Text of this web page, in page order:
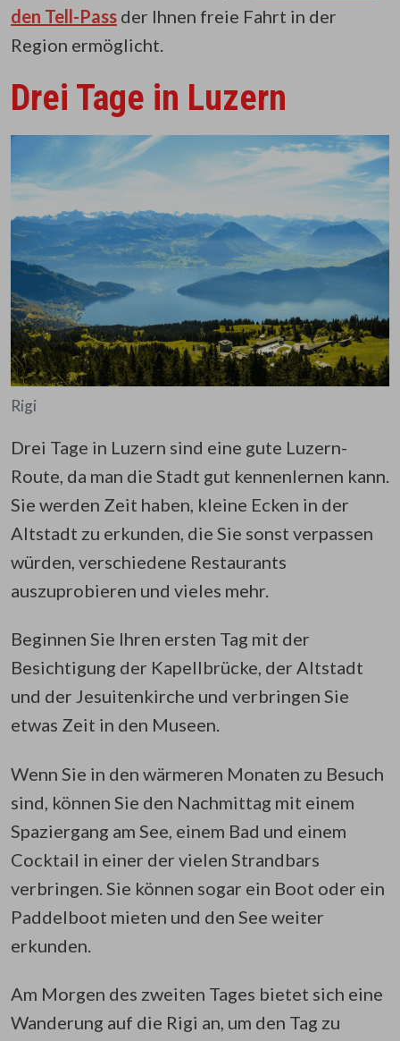
den Tell-Pass der Ihnen freie Fahrt in der
Region ermöglicht.
Drei Tage in Luzern
Rigi
Drei Tage in Luzern sind eine gute Luzern-
Route, da man die Stadt gut kennenlernen kann.
Sie werden Zeit haben, kleine Ecken in der
Altstadt zu erkunden, die Sie sonst verpassen
würden, verschiedene Restaurants
auszuprobieren und vieles mehr.
Beginnen Sie Ihren ersten Tag mit der
Besichtigung der Kapellbrücke, der Altstadt
und der Jesuitenkirche und verbringen Sie
etwas Zeit in den Museen.
Wenn Sie in den wärmeren Monaten zu Besuch
sind, können Sie den Nachmittag mit einem
Spaziergang am See, einem Bad und einem
Cocktail in einer der vielen Strandbars
verbringen. Sie können sogar ein Boot oder ein
Paddelboot mieten und den See weiter
erkunden.
Am Morgen des zweiten Tages bietet sich eine
Wanderung auf die Rigi an, um den Tag zu